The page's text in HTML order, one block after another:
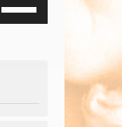
die
Lautstärke